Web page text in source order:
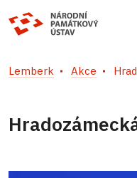
Lemberk Akce